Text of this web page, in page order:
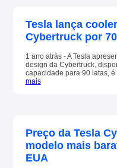
Tesla lança
Cybertruck por
1 ano atrás - A Tesla
design da Cybertruck,
capacidade para 90 latas,
mais
Preço da Tesla
modelo mais
EUA